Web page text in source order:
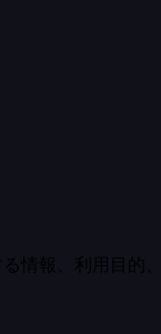
情報、利用目的